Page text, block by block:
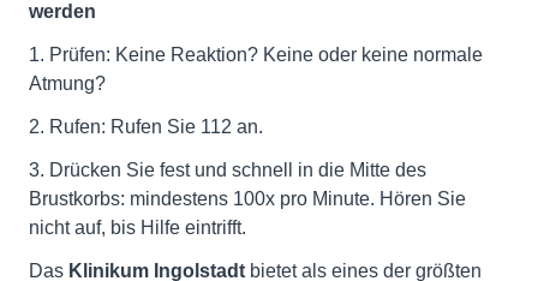
werden
1. Prüfen: Keine Reaktion? Keine oder keine normale
Atmung?
2. Rufen: Rufen Sie 112 an.
3. Drücken Sie fest und schnell in die Mitte des
Brustkorbs: mindestens 100x pro Minute. Hören Sie
nicht auf, bis Hilfe eintrifft.
Das Klinikum Ingolstadt bietet als eines der größten